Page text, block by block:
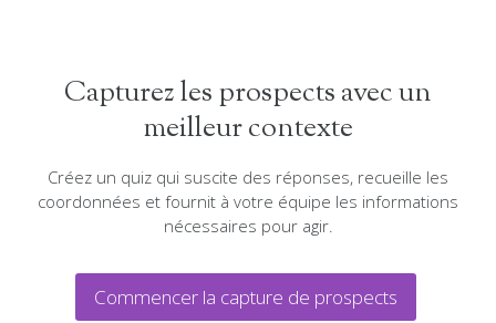
Capturez les prospects avec un
meilleur contexte
Créez un quiz qui suscite des réponses, recueille les
coordonnées et fournit à votre équipe les informations
nécessaires pour agir.
Commencer la capture de prospects